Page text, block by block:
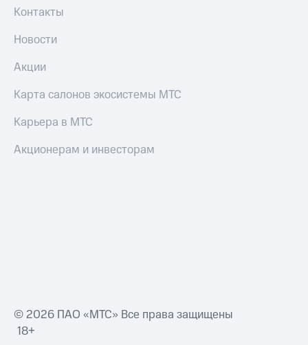
Контакты
Новости
Акции
Карта салонов экосистемы МТС
Карьера в МТС
Акционерам и инвесторам
© 2026 ПАО «МТС» Все права защищены
18+